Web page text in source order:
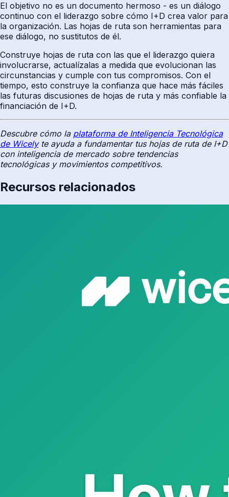
El objetivo no es un documento hermoso - es un diálogo
continuo con el liderazgo sobre cómo I+D crea valor para
la organización. Las hojas de ruta son herramientas para
ese diálogo, no sustitutos de él.
Construye hojas de ruta con las que el liderazgo quiera
involucrarse, actualízalas a medida que evolucionan las
circunstancias y cumple con tus compromisos. Con el
tiempo, esto construye la confianza que hace más fáciles
las futuras discusiones de hojas de ruta y más confiable la
financiación de I+D.
Descubre cómo la plataforma de Inteligencia Tecnológica
de Wicelyte ayuda a fundamentar tus hojas de ruta de I+D
con inteligencia de mercado sobre tendencias
tecnológicas y movimientos competitivos.
Recursos relacionados